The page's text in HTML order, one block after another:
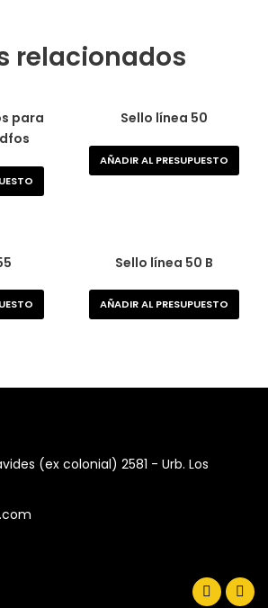
relacionados
para
Sello línea 50
AÑADIR AL PRESUPUESTO
Sello línea 50 B
AÑADIR AL PRESUPUESTO
(ex colonial) 2581 - Urb. Los